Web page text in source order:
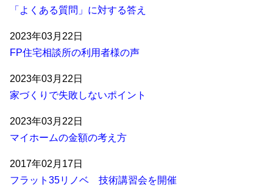
「よくある質問」に対する答え
2023年03月22日
FP住宅相談所の利用者様の声
2023年03月22日
家づくりで失敗しないポイント
2023年03月22日
マイホームの金額の考え方
2017年02月17日
フラット35リノベ 技術講習会を開催